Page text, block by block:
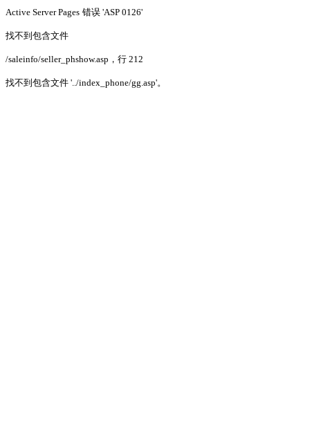
Active Server Pages 错误 'ASP 0126'
找不到包含文件
/saleinfo/seller_phshow.asp ，行 212
找不到包含文件 '../index_phone/gg.asp'。